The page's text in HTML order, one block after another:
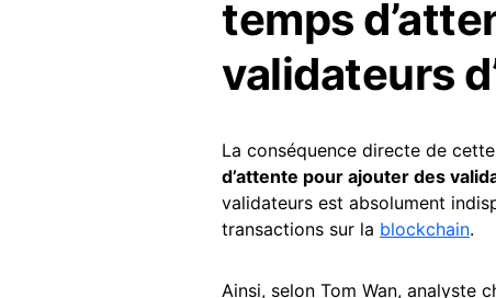
temps
validateurs
La conséquence directe de
d’attente pour ajouter des
validateurs est absolument
transactions sur la blockchain.
Ainsi, selon Tom Wan, analyste